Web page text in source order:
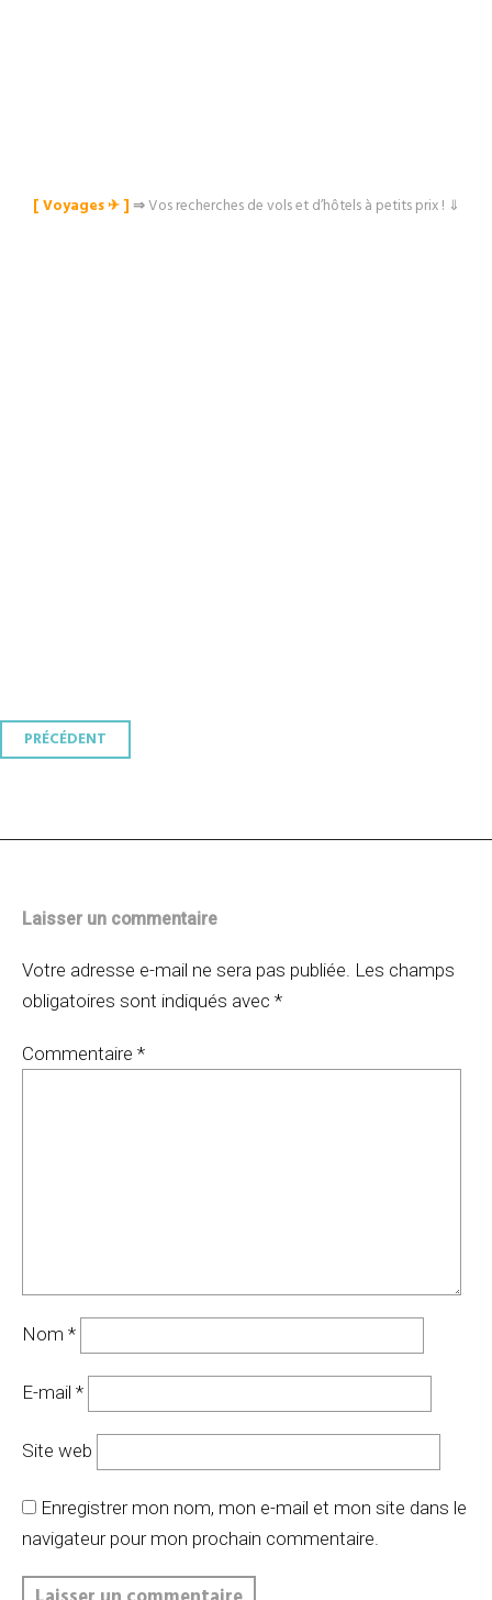
[ Voyages ✈︎ ]⇒Vos recherches de vols et d’hôtels à petits prix ! ⇓
Navigation
PRÉCÉDENT
Laisser un commentaire
Votre adresse e-mail ne sera pas publiée. Les champs
obligatoires sont indiqués avec *
Commentaire *
Nom *
E-mail *
Site web
Enregistrer mon nom, mon e-mail et mon site dans le
navigateur pour mon prochain commentaire.